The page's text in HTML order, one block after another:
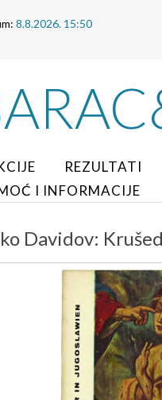
8.8.2026. 15:50
REZULTATI
I INFORMACIJE
Davidov: